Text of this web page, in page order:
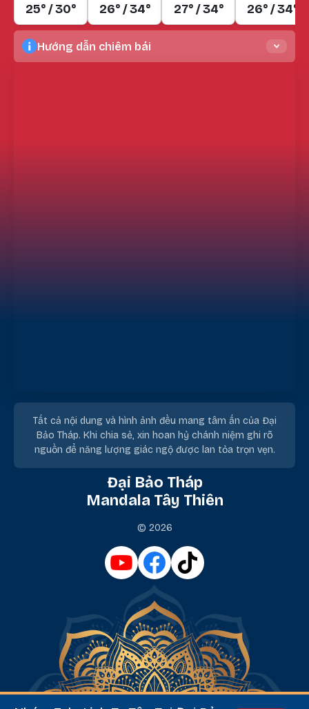
25° / 30° 26° / 34° 27° / 34° 26° / 34°
Hướng dẫn chiêm bái
Tất cả nội dung và hình ảnh đều mang tâm ấn của Đại
Bảo Tháp. Khi chia sẻ, xin hoan hỷ chánh niệm ghi rõ
nguồn để năng lượng giác ngộ được lan tỏa trọn vẹn.
Đại Bảo Tháp
Mandala Tây Thiên
© 2026